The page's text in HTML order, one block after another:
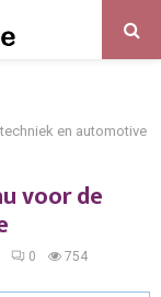
en automotive
voor de
0 754